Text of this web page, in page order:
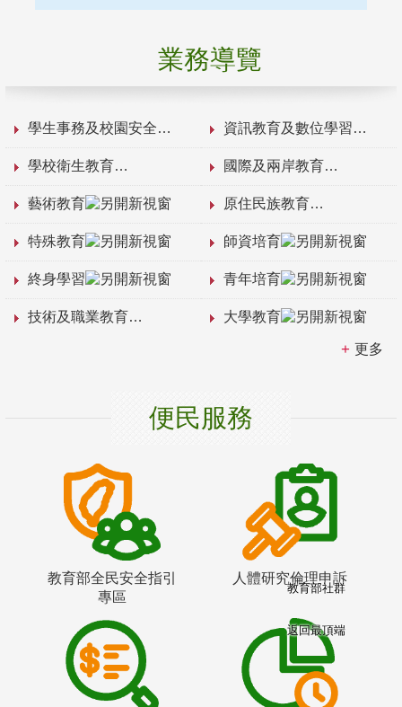
業務導覽
學生事務及校園安全 資訊教育及數位學習
學校衛生教育 國際及兩岸教育
藝術教育 原住民族教育
特殊教育 師資培育
終身學習 青年培育
技術及職業教育 大學教育
更多
便民服務
教育部全民安全指引
專區
人體研究倫理申訴
教育部社群
返回最頂端